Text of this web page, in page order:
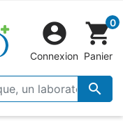


Connexion
shopping_cart0
Panier